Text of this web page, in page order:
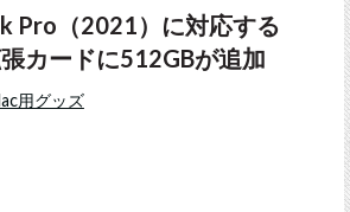
Pro（2021）に対応する
カードに512GBが追加
用グッズ